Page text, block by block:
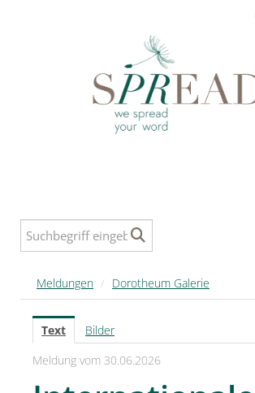
MELDUNGEN
SPREAD
SPREAD Medleys für Deutschland
Meldungen / Dorotheum Galerie
Text
Bilder
Meldung vom 30.06.2026